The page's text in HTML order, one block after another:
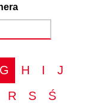
G H I
J
R S
Ś